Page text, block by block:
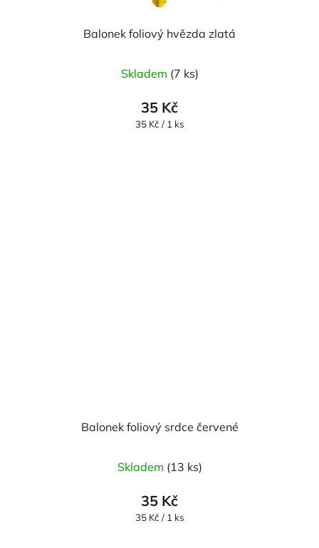
Balonek foliový hvězda zlatá
Skladem (7 ks)
35 Kč
Měrná
35 Kč / 1 ks
Balonek foliový srdce červené
Skladem (13 ks)
35 Kč
Měrná
35 Kč / 1 ks